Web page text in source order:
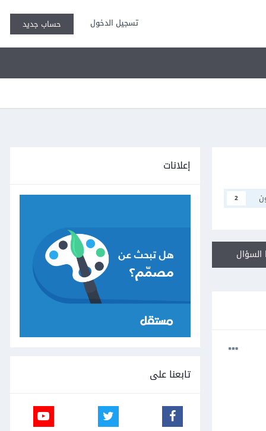
تسجيل الدخول حساب جديد
2
إعلانات
تابعنا على